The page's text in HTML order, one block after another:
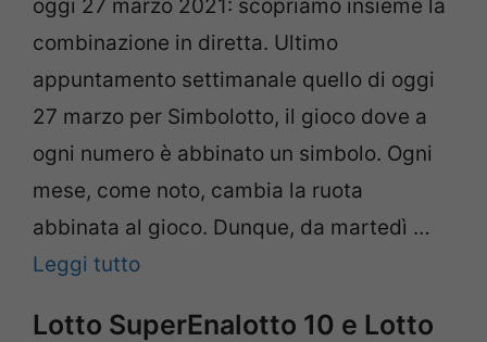
oggi 27 marzo 2021: scopriamo insieme la
combinazione in diretta. Ultimo
appuntamento settimanale quello di oggi
27 marzo per Simbolotto, il gioco dove a
ogni numero è abbinato un simbolo. Ogni
mese, come noto, cambia la ruota
abbinata al gioco. Dunque, da martedì …
Leggi tutto
Lotto SuperEnalotto 10 e Lotto